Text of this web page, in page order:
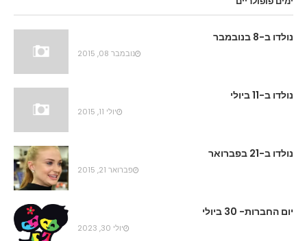
נולדו ב-8 בנובמבר
נובמבר 08, 2015
נולדו ב-11 ביולי
יולי 11, 2015
נולדו ב-21 בפברואר
פברואר 21, 2015
יום החברות- 30 ביולי
יולי 30, 2023